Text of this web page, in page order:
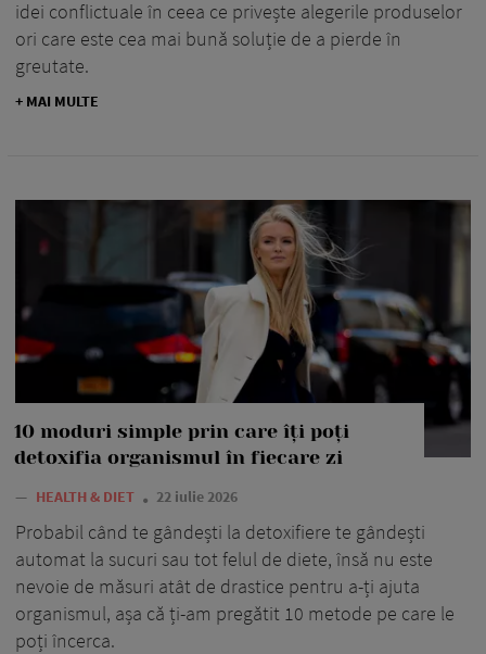
idei conflictuale în ceea ce privește alegerile produselor
ori care este cea mai bună soluție de a pierde în
greutate.
+ MAI MULTE
10 moduri simple prin care îți poți
detoxifia organismul în fiecare zi
— HEALTH & DIET 22 iulie 2026
Probabil când te gândești la detoxifiere te gândești
automat la sucuri sau tot felul de diete, însă nu este
nevoie de măsuri atât de drastice pentru a-ți ajuta
organismul, așa că ți-am pregătit 10 metode pe care le
poți încerca.